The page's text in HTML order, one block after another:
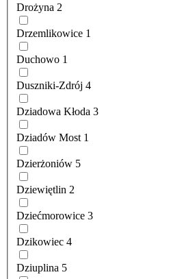
Drożyna 2
Drzemlikowice 1
Duchowo 1
Duszniki-Zdrój 4
Dziadowa Kłoda 3
Dziadów Most 1
Dzierżoniów 5
Dziewiętlin 2
Dziećmorowice 3
Dzikowiec 4
Dziuplina 5